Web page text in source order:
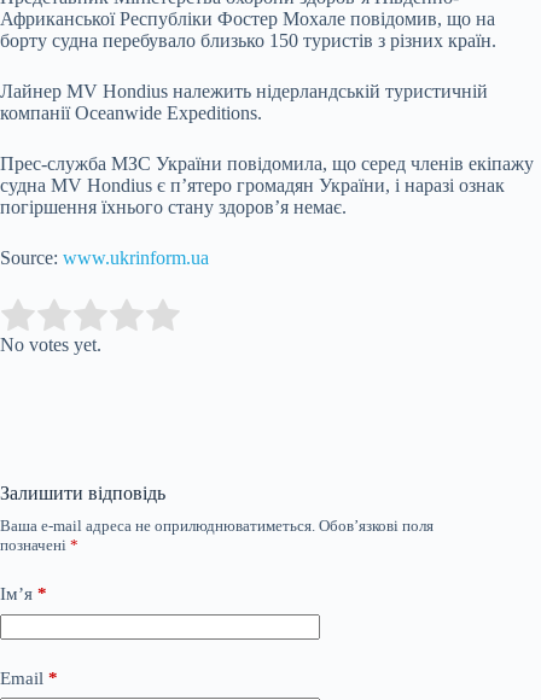
Африканської Республіки Фостер Мохале повідомив, що на
борту судна перебувало близько 150 туристів з різних країн.
Лайнер MV Hondius належить нідерландській туристичній
компанії Oceanwide Expeditions.
Прес-служба МЗС України повідомила, що серед членів екіпажу
судна MV Hondius є п’ятеро громадян України, і наразі ознак
погіршення їхнього стану здоров’я немає.
Source: www.ukrinform.ua
Rate this item:
No votes yet.
Залишити відповідь
Ваша e-mail адреса не оприлюднюватиметься. Обов’язкові поля
позначені *
Ім’я *
Email *